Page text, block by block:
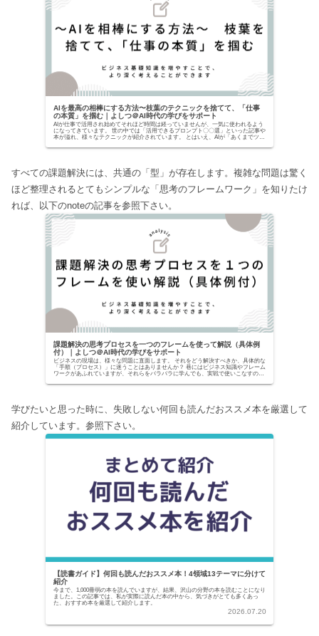
AIを最高の相棒にする方法〜枝葉のテクニックを捨てて、「仕事
の本質」を掴む｜よしつ＠AI時代の学びをサポート
AIが仕事で活用され始めてそれほど時間は経っていませんが、一気に使われるよう
になってきています。 世の中では「活用できるプロンプト〇〇選」といった記事や
本が溢れ、様々なテクニックが紹介されています。 とはいえ、AIが「あくまでツー
すべての課題解決には、共通の「型」が存在します。複雑な問題は驚く
ほど整理されるとてもシンプルな「思考のフレームワーク」を知りたけ
れば、以下のnoteの記事を参照下さい。
課題解決の思考プロセスを一つのフレームを使って解説（具体例
付）｜よしつ＠AI時代の学びをサポート
ビジネスの現場は、様々な問題に直面します。 それをどう解決すべきか、具体的な
「手順（プロセス）」に迷うことはありませんか？ 巷にはビジネス知識やフレーム
ワークがあふれていますが、それらをバラバラに学んでも、実戦で使いこなすのは
学びたいと思った時に、失敗しない何回も読んだおススメ本を厳選して
紹介しています。参照下さい。
【読書ガイド】何回も読んだおススメ本！4領域13テーマに分けて
紹介
今まで、1,000冊弱の本を読んでいますが、結果、沢山の分野の本を読むことになり
ました。この記事では、私が実際に読んだ本の中から、気づきがとても多くあっ
た、おすすめ本を厳選して紹介します。
2026.07.20